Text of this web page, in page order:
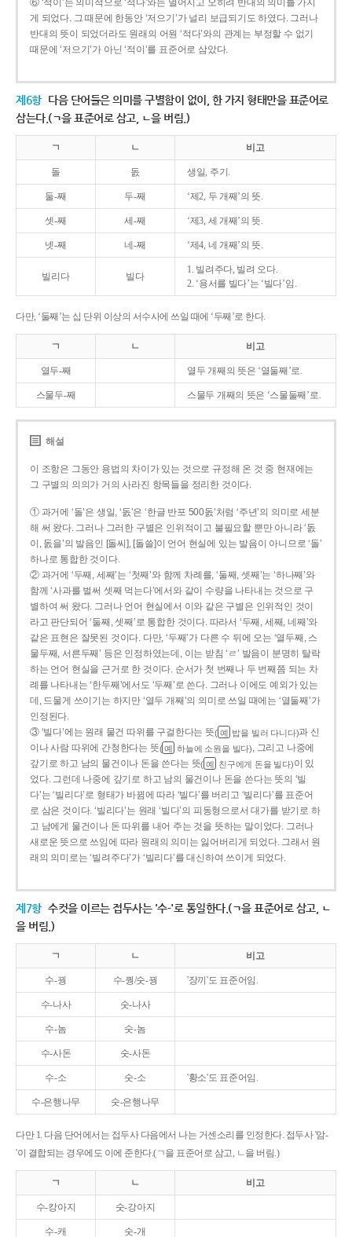
⑥ ‘적이’는 의미적으로 ‘적다’와는 멀어지고 오히려 반대의 의미를 가지
게 되었다. 그 때문에 한동안 ‘저으기’가 널리 보급되기도 하였다. 그러나
반대의 뜻이 되었더라도 원래의 어원 ‘적다’와의 관계는 부정할 수 없기
때문에 ‘저으기’가 아닌 ‘적이’를 표준어로 삼았다.
제6항 다음 단어들은 의미를 구별함이 없이, 한 가지 형태만을 표준어로
삼는다.(ㄱ을 표준어로 삼고, ㄴ을 버림.)
ㄱ ㄴ 비고
돌 돐 생일, 주기.
둘-째 두-째 ‘제2, 두 개째’의 뜻.
셋-째 세-째 ‘제3, 세 개째’의 뜻.
넷-째 네-째 ‘제4, 네 개째’의 뜻.
빌리다 빌다
1. 빌려주다, 빌려 오다.
2. ‘용서를 빌다’는 ‘빌다’임.
다만, ‘둘째’는 십 단위 이상의 서수사에 쓰일 때에 ‘두째’로 한다.
ㄱ ㄴ 비고
열두-째 열두 개째의 뜻은 ‘열둘째’로.
스물두-째 스물두 개째의 뜻은 ‘스물둘째’로.
해설
이 조항은 그동안 용법의 차이가 있는 것으로 규정해 온 것 중 현재에는
그 구별의 의의가 거의 사라진 항목들을 정리한 것이다.
① 과거에 ‘돌’은 생일, ‘돐’은 ‘한글 반포 500돐’처럼 ‘주년’의 의미로 세분
해 써 왔다. 그러나 그러한 구별은 인위적이고 불필요할 뿐만 아니라 ‘돐
이, 돐을’의 발음인 [돌씨], [돌쓸]이 언어 현실에 있는 발음이 아니므로 ‘돌’
하나로 통합한 것이다.
② 과거에 ‘두째, 세째’는 ‘첫째’와 함께 차례를, ‘둘째, 셋째’는 ‘하나째’와
함께 ‘사과를 벌써 셋째 먹는다’에서와 같이 수량을 나타내는 것으로 구
별하여 써 왔다. 그러나 언어 현실에서 이와 같은 구별은 인위적인 것이
라고 판단되어 ‘둘째, 셋째’로 통합한 것이다. 따라서 ‘두째, 세째, 네째’와
같은 표현은 잘못된 것이다. 다만, ‘두째’가 다른 수 뒤에 오는 ‘열두째, 스
물두째, 서른두째’ 등은 인정하였는데, 이는 받침 ‘ㄹ’ 발음이 분명히 탈락
하는 언어 현실을 근거로 한 것이다. 순서가 첫 번째나 두 번째쯤 되는 차
례를 나타내는 ‘한두째’에서도 ‘두째’로 쓴다. 그러나 이에도 예외가 있는
데, 드물게 쓰이기는 하지만 ‘열두 개째’의 의미로 쓰일 때에는 ‘열둘째’가
인정된다.
③ ‘빌다’에는 원래 물건 따위를 구걸한다는 뜻( 예 밥을 빌러 다니다)과 신
이나 사람 따위에 간청한다는 뜻( 예 하늘에 소원을 빌다), 그리고 나중에
갚기로 하고 남의 물건이나 돈을 쓴다는 뜻( 예 친구에게 돈을 빌다)이 있
었다. 그런데 나중에 갚기로 하고 남의 물건이나 돈을 쓴다는 뜻의 ‘빌
다’는 ‘빌리다’로 형태가 바뀜에 따라 ‘빌다’를 버리고 ‘빌리다’를 표준어
로 삼은 것이다. ‘빌리다’는 원래 ‘빌다’의 피동형으로서 대가를 받기로 하
고 남에게 물건이나 돈 따위를 내어 주는 것을 뜻하는 말이었다. 그러나
새로운 뜻으로 쓰임에 따라 원래의 의미는 잃어버리게 되었다. 그래서 원
래의 의미로는 ‘빌려주다’가 ‘빌리다’를 대신하여 쓰이게 되었다.
제7항 수컷을 이르는 접두사는 '수-'로 통일한다.(ㄱ을 표준어로 삼고, ㄴ
을 버림.)
ㄱ ㄴ 비고
수-꿩 수-퀑/숫-꿩 '장끼'도 표준어임.
수-나사 숫-나사
수-놈 숫-놈
수-사돈 숫-사돈
수-소 숫-소 '황소'도 표준어임.
수-은행나무 숫-은행나무
다만 1. 다음 단어에서는 접두사 다음에서 나는 거센소리를 인정한다. 접두사 '암-
'이 결합되는 경우에도 이에 준한다.(ㄱ을 표준어로 삼고, ㄴ을 버림.)
ㄱ ㄴ 비고
수-캉아지 숫-강아지
수-캐 숫-개